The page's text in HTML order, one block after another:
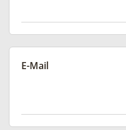
E-Mail